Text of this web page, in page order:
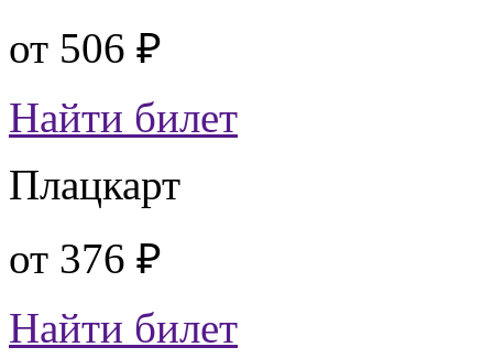
от 506 ₽
Найти билет
Плацкарт
от 376 ₽
Найти билет